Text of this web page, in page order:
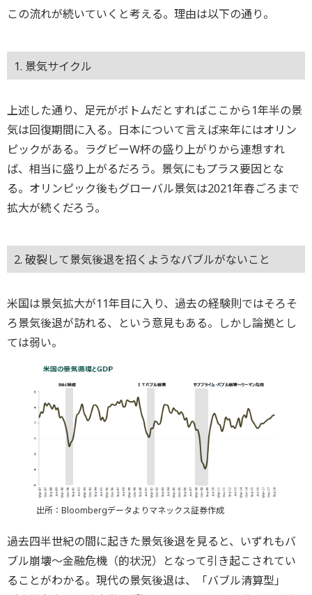
この流れが続いていくと考える。理由は以下の通り。
1. 景気サイクル
上述した通り、足元がボトムだとすればここから1年半の景
気は回復期間に入る。日本について言えば来年にはオリン
ピックがある。ラグビーW杯の盛り上がりから連想すれ
ば、相当に盛り上がるだろう。景気にもプラス要因とな
る。オリンピック後もグローバル景気は2021年春ごろまで
拡大が続くだろう。
2. 破裂して景気後退を招くようなバブルがないこと
米国は景気拡大が11年目に入り、過去の経験則ではそろそ
ろ景気後退が訪れる、という意見もある。しかし論拠とし
ては弱い。
出所：Bloombergデータよりマネックス証券作成
過去四半世紀の間に起きた景気後退を見ると、いずれもバ
ブル崩壊～金融危機（的状況）となって引き起こされてい
ることがわかる。現代の景気後退は、「バブル清算型」